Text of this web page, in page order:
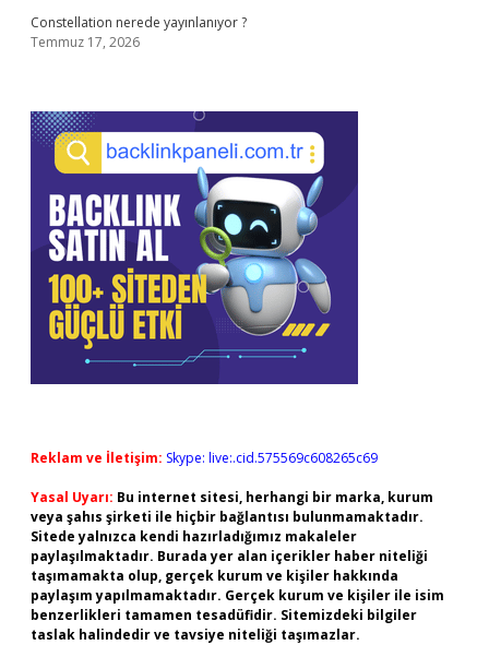
Constellation nerede yayınlanıyor ?
Temmuz 17, 2026
Reklam ve İletişim: Skype: live:.cid.575569c608265c69
Yasal Uyarı: Bu internet sitesi, herhangi bir marka, kurum
veya şahıs şirketi ile hiçbir bağlantısı bulunmamaktadır.
Sitede yalnızca kendi hazırladığımız makaleler
paylaşılmaktadır. Burada yer alan içerikler haber niteliği
taşımamakta olup, gerçek kurum ve kişiler hakkında
paylaşım yapılmamaktadır. Gerçek kurum ve kişiler ile isim
benzerlikleri tamamen tesadüfidir. Sitemizdeki bilgiler
taslak halindedir ve tavsiye niteliği taşımazlar.